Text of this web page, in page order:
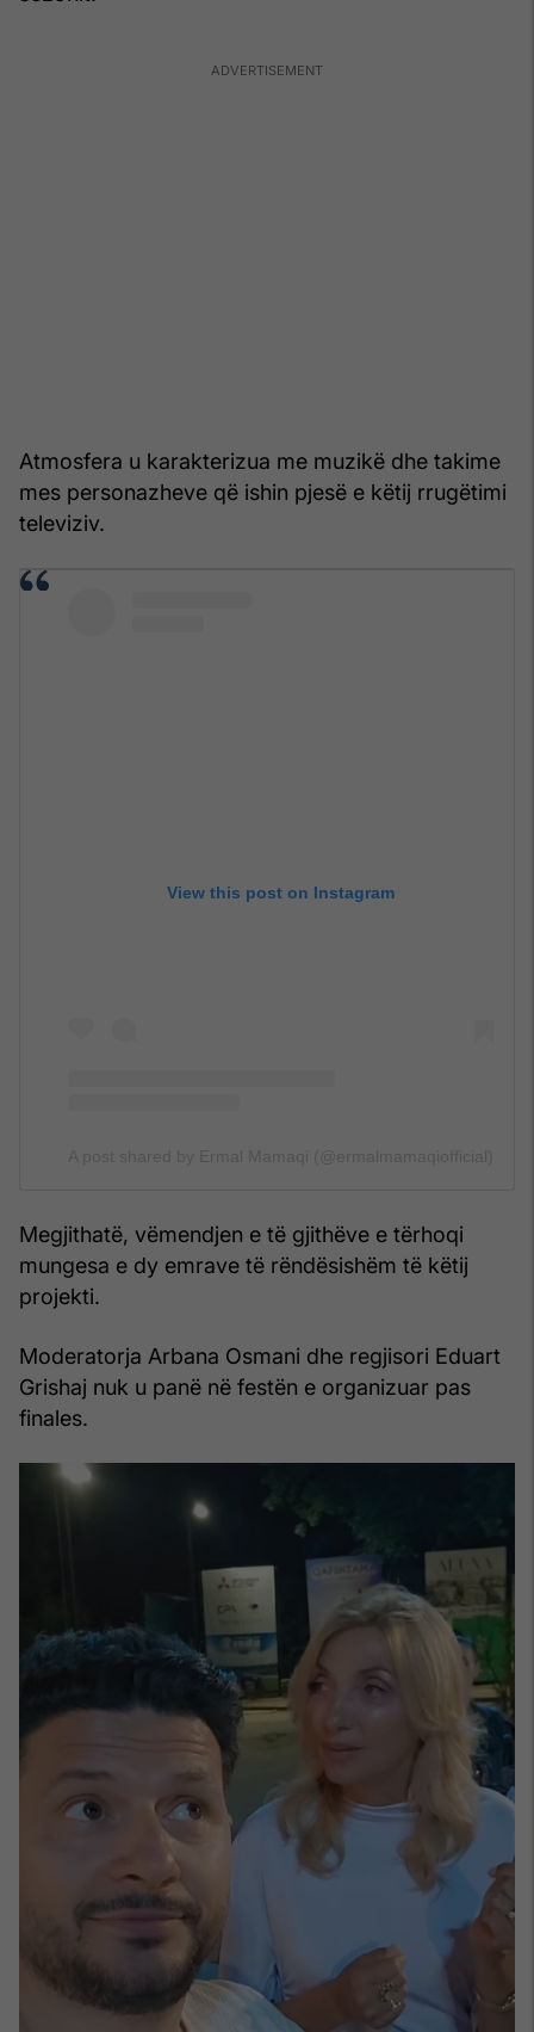
Atmosfera u karakterizua me muzikë dhe takime
mes personazheve që ishin pjesë e këtij rrugëtimi
televiziv.
View this post on Instagram
Megjithatë, vëmendjen e të gjithëve e tërhoqi
mungesa e dy emrave të rëndësishëm të këtij
projekti.
Moderatorja Arbana Osmani dhe regjisori Eduart
Grishaj nuk u panë në festën e organizuar pas
finales.